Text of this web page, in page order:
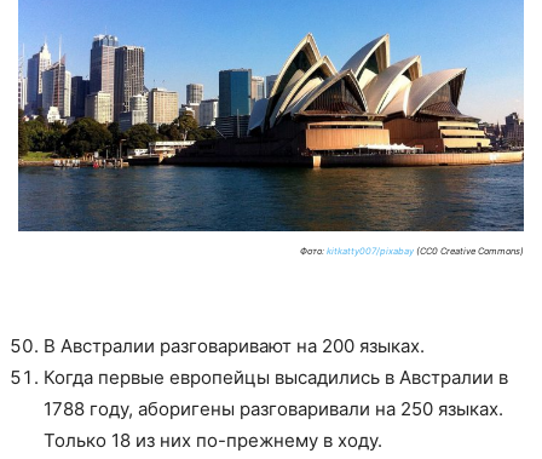
Фото: kitkatty007/pixabay (CC0 Creative Commons)
В Австралии разговаривают на 200 языках.
Когда первые европейцы высадились в Австралии в
1788 году, аборигены разговаривали на 250 языках.
Только 18 из них по-прежнему в ходу.